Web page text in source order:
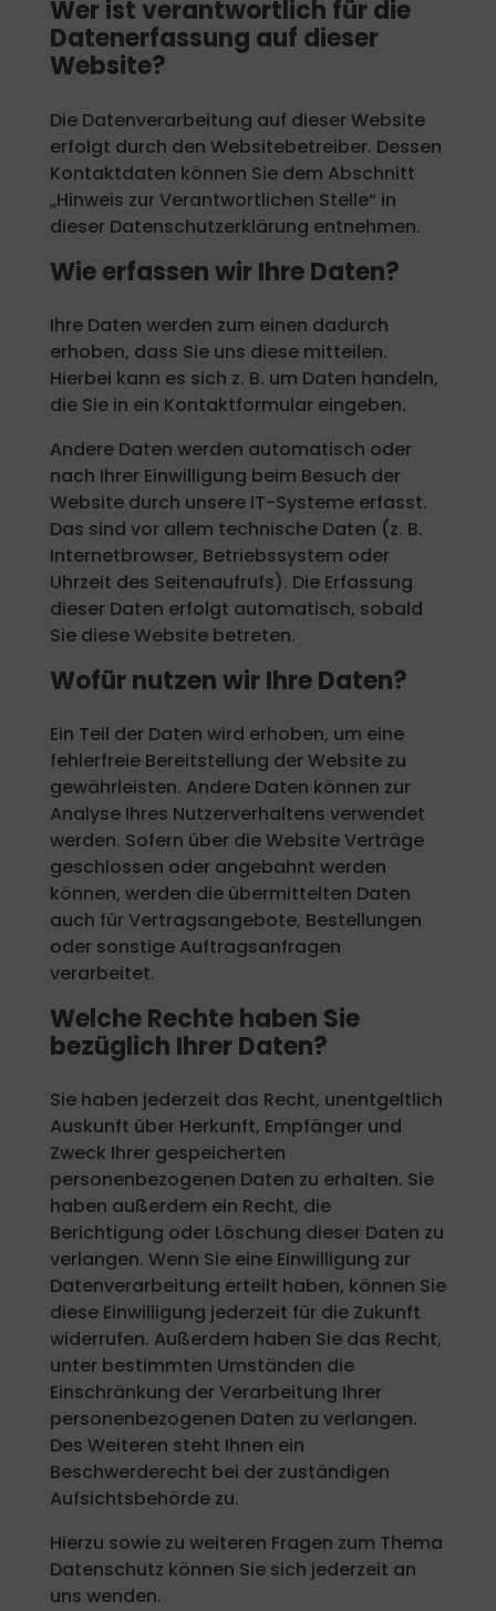
Wer ist verantwortlich für die
Datenerfassung auf dieser
Website?
Die Datenverarbeitung auf dieser Website
erfolgt durch den Websitebetreiber. Dessen
Kontaktdaten können Sie dem Abschnitt
„Hinweis zur Verantwortlichen Stelle“ in
dieser Datenschutzerklärung entnehmen.
Wie erfassen wir Ihre Daten?
Ihre Daten werden zum einen dadurch
erhoben, dass Sie uns diese mitteilen.
Hierbei kann es sich z. B. um Daten handeln,
die Sie in ein Kontaktformular eingeben.
Andere Daten werden automatisch oder
nach Ihrer Einwilligung beim Besuch der
Website durch unsere IT-Systeme erfasst.
Das sind vor allem technische Daten (z. B.
Internetbrowser, Betriebssystem oder
Uhrzeit des Seitenaufrufs). Die Erfassung
dieser Daten erfolgt automatisch, sobald
Sie diese Website betreten.
Wofür nutzen wir Ihre Daten?
Ein Teil der Daten wird erhoben, um eine
fehlerfreie Bereitstellung der Website zu
gewährleisten. Andere Daten können zur
Analyse Ihres Nutzerverhaltens verwendet
werden. Sofern über die Website Verträge
geschlossen oder angebahnt werden
können, werden die übermittelten Daten
auch für Vertragsangebote, Bestellungen
oder sonstige Auftragsanfragen
verarbeitet.
Welche Rechte haben Sie
bezüglich Ihrer Daten?
Sie haben jederzeit das Recht, unentgeltlich
Auskunft über Herkunft, Empfänger und
Zweck Ihrer gespeicherten
personenbezogenen Daten zu erhalten. Sie
haben außerdem ein Recht, die
Berichtigung oder Löschung dieser Daten zu
verlangen. Wenn Sie eine Einwilligung zur
Datenverarbeitung erteilt haben, können Sie
diese Einwilligung jederzeit für die Zukunft
widerrufen. Außerdem haben Sie das Recht,
unter bestimmten Umständen die
Einschränkung der Verarbeitung Ihrer
personenbezogenen Daten zu verlangen.
Des Weiteren steht Ihnen ein
Beschwerderecht bei der zuständigen
Aufsichtsbehörde zu.
Hierzu sowie zu weiteren Fragen zum Thema
Datenschutz können Sie sich jederzeit an
uns wenden.